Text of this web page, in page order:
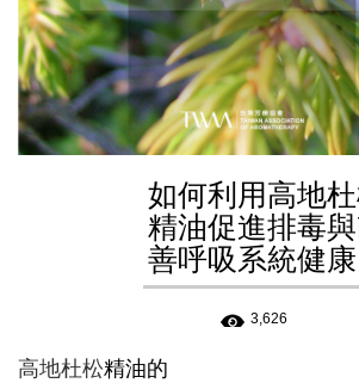
如何利用高地
精油促進排毒
善呼吸系統健康
3,626
高地杜松精油的